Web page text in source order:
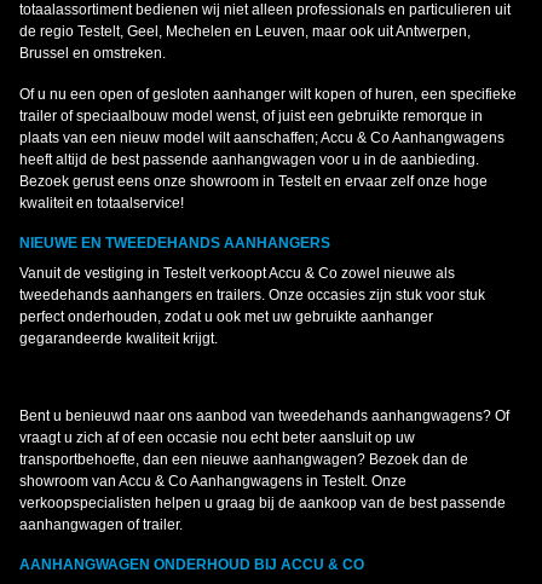
totaalassortiment bedienen wij niet alleen professionals en particulieren uit
de regio Testelt, Geel, Mechelen en Leuven, maar ook uit Antwerpen,
Brussel en omstreken.
Of u nu een open of gesloten aanhanger wilt kopen of huren, een specifieke
trailer of speciaalbouw model wenst, of juist een gebruikte remorque in
plaats van een nieuw model wilt aanschaffen; Accu & Co Aanhangwagens
heeft altijd de best passende aanhangwagen voor u in de aanbieding.
Bezoek gerust eens onze showroom in Testelt en ervaar zelf onze hoge
kwaliteit en totaalservice!
NIEUWE EN TWEEDEHANDS AANHANGERS
Vanuit de vestiging in Testelt verkoopt Accu & Co zowel nieuwe als
tweedehands aanhangers en trailers. Onze occasies zijn stuk voor stuk
perfect onderhouden, zodat u ook met uw gebruikte aanhanger
gegarandeerde kwaliteit krijgt.
Bent u benieuwd naar ons aanbod van tweedehands aanhangwagens? Of
vraagt u zich af of een occasie nou echt beter aansluit op uw
transportbehoefte, dan een nieuwe aanhangwagen? Bezoek dan de
showroom van Accu & Co Aanhangwagens in Testelt. Onze
verkoopspecialisten helpen u graag bij de aankoop van de best passende
aanhangwagen of trailer.
AANHANGWAGEN ONDERHOUD BIJ ACCU & CO